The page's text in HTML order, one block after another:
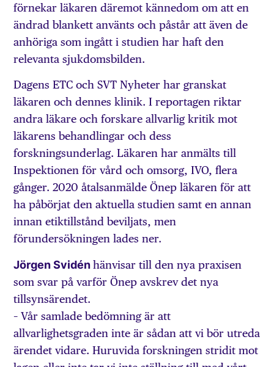
förnekar läkaren däremot kännedom om att en
ändrad blankett använts och påstår att även de
anhöriga som ingått i studien har haft den
relevanta sjukdomsbilden.
Dagens ETC och SVT Nyheter har granskat
läkaren och dennes klinik. I reportagen riktar
andra läkare och forskare allvarlig kritik mot
läkarens behandlingar och dess
forskningsunderlag. Läkaren har anmälts till
Inspektionen för vård och omsorg, IVO, flera
gånger. 2020 åtalsanmälde Önep läkaren för att
ha påbörjat den aktuella studien samt en annan
innan etiktillstånd beviljats, men
förundersökningen lades ner.
Jörgen Svidénhänvisar till den nya praxisen
som svar på varför Önep avskrev det nya
tillsynsärendet.
– Vår samlade bedömning är att
allvarlighetsgraden inte är sådan att vi bör utreda
ärendet vidare. Huruvida forskningen stridit mot